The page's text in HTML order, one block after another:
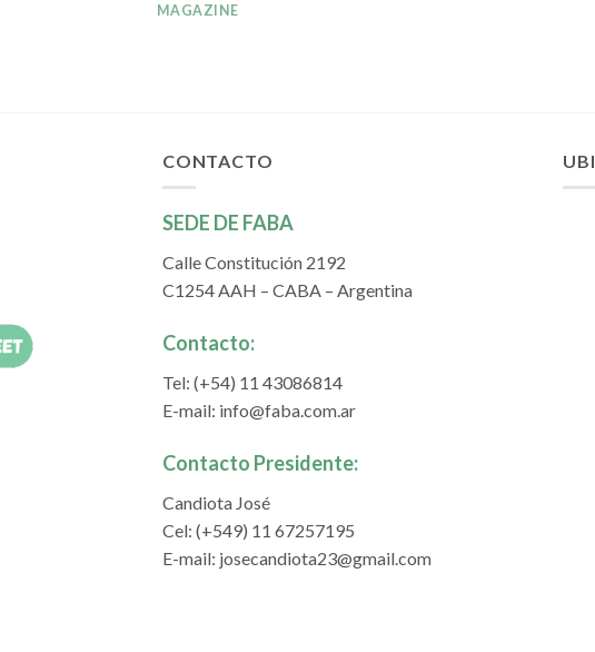
MAGAZINE
CONTACTO
SEDE DE FABA
Calle Constitución 2192
C1254 AAH – CABA – Argentina
Contacto:
Tel: (+54) 11 43086814
E-mail: info@faba.com.ar
Contacto Presidente:
Candiota José
Cel: (+549) 11 67257195
E-mail: josecandiota23@gmail.com